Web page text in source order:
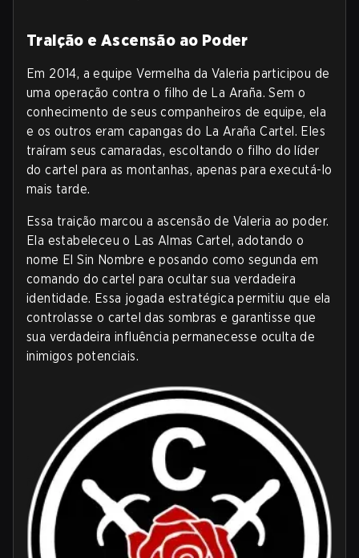
Traição e Ascensão ao Poder
Em 2014, a equipe Vermelha da Valeria participou de
uma operação contra o filho de La Araña. Sem o
conhecimento de seus companheiros de equipe, ela
e os outros eram capangas do La Araña Cartel. Eles
traíram seus camaradas, escoltando o filho do líder
do cartel para as montanhas, apenas para executá-lo
mais tarde.
Essa traição marcou a ascensão de Valeria ao poder.
Ela estabeleceu o Las Almas Cartel, adotando o
nome El Sin Nombre e posando como segunda em
comando do cartel para ocultar sua verdadeira
identidade. Essa jogada estratégica permitiu que ela
controlasse o cartel das sombras e garantisse que
sua verdadeira influência permanecesse oculta de
inimigos potenciais.